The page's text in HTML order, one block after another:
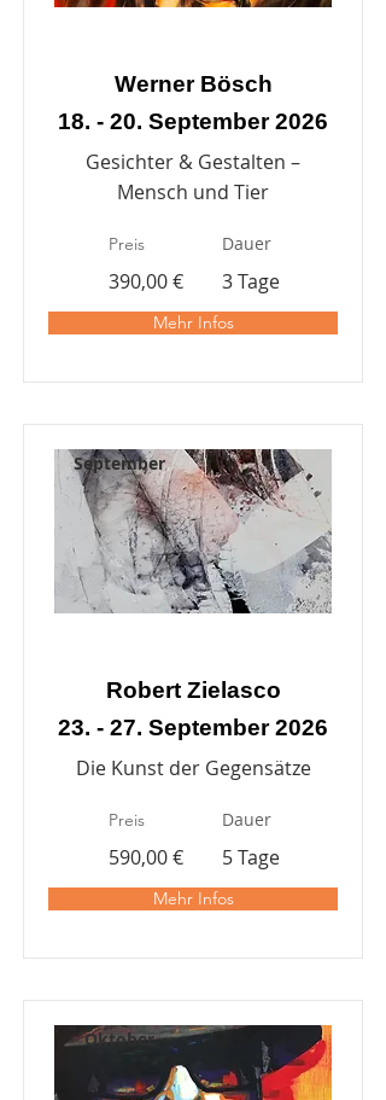
Werner Bösch
18. - 20. September 2026
Gesichter & Gestalten –
Mensch und Tier
Preis Dauer
390,00 € 3 Tage
Mehr Infos
September
Robert Zielasco
23. - 27. September 2026
Die Kunst der Gegensätze
Preis Dauer
590,00 € 5 Tage
Mehr Infos
Oktober